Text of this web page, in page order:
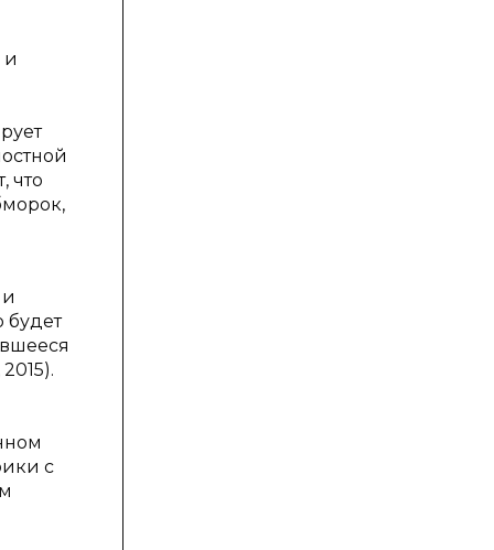
и
что
будет
с